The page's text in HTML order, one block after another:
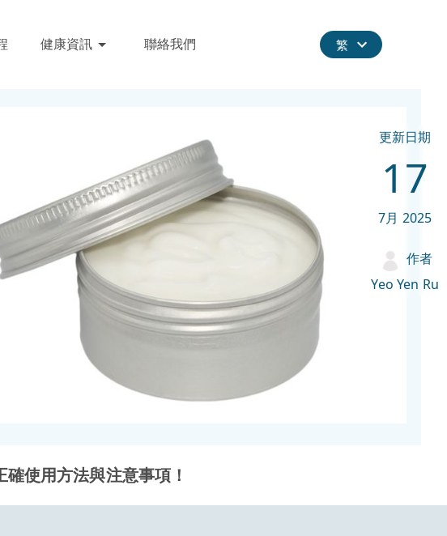
更新日期
17
7月 2025
作者
Yeo Yen Ru
健康資訊 聯絡我們 繁
使用方法與注意事項！